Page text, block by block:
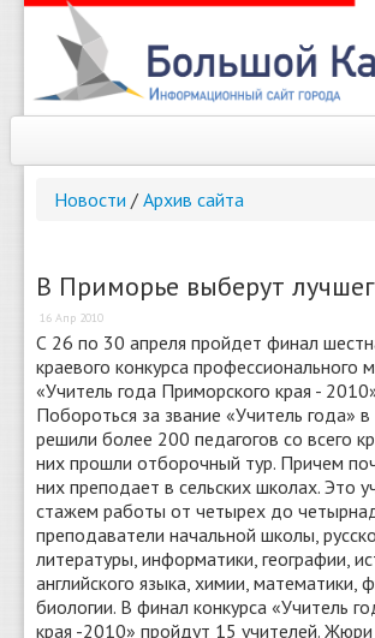
Новости
Справочник
Погода
О сайте
Новости / Архив сайта
В Приморье выберут
16 Апр 2010
С 26 по 30 апреля пройдет финал
краевого конкурса профессионального
«Учитель года Приморского края -
Побороться за звание «Учитель года»
решили более 200 педагогов со всего
них прошли отборочный тур. Причем
них преподает в сельских школах. Это
стажем работы от четырех до
преподаватели начальной школы,
литературы, информатики, географии,
английского языка, химии, математики,
биологии. В финал конкурса «Учитель
края -2010» пройдут 15 учителей.